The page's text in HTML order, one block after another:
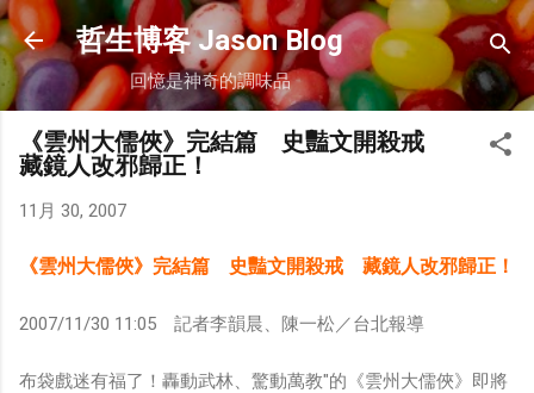
跳到主要內容
哲生博客 Jason Blog
回憶是神奇的調味品
《雲州大儒俠》完結篇 史豔文開殺戒
藏鏡人改邪歸正！
11月 30, 2007
《雲州大儒俠》完結篇 史豔文開殺戒 藏鏡人改邪歸正！
2007/11/30 11:05 記者李韻晨、陳一松／台北報導
布袋戲迷有福了！轟動武林、驚動萬教"的《雲州大儒俠》即將